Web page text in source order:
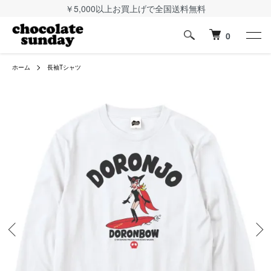
￥5,000以上お買上げで全国送料無料
0
ホーム 長袖Tシャツ